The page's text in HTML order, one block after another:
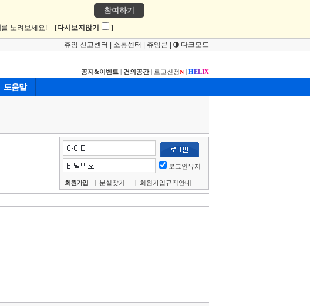
참여하기
를 노려보세요! [다시보지않기 ]
츄잉 신고센터 소통센터 츄잉콘 다크모드
공지&이벤트 | 건의공간| 로고신청N | HELIX
도움말
로그인유지
회원가입 | 분실찾기 | 회원가입규칙안내